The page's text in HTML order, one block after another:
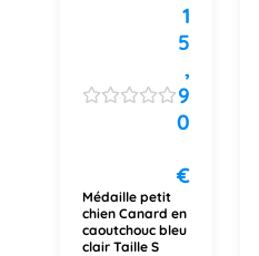
1
5
,
9
0
€
Médaille petit
chien Canard en
caoutchouc bleu
clair Taille S